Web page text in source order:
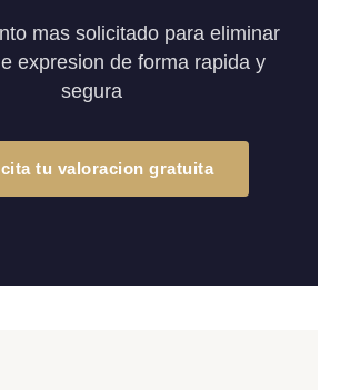
mas solicitado para eliminar
expresion de forma rapida y
segura
tu valoracion gratuita